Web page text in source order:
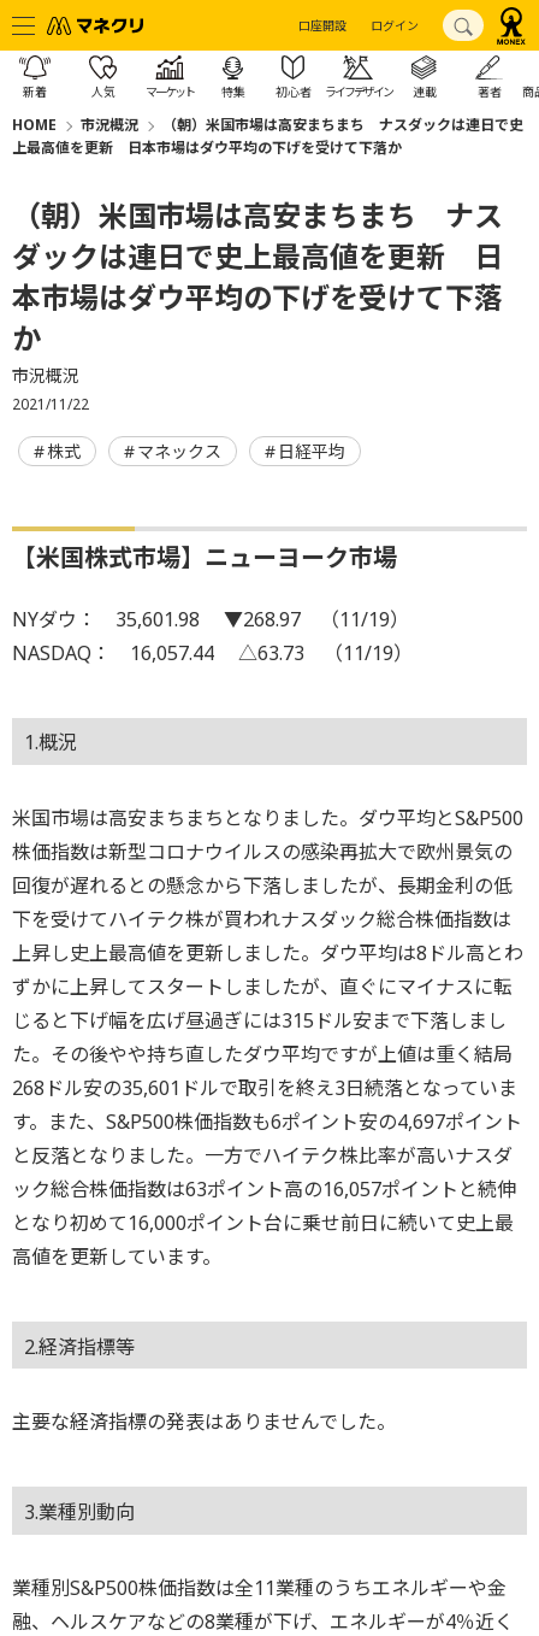
口座開設 ログイン
新着 人気 マーケット 特集 初心者 ライフデザイン 連載 著者 商
HOME 市況概況
（朝）米国市場は高安まちまち ナスダックは連日で史
上最高値を更新 日本市場はダウ平均の下げを受けて下落か
（朝）米国市場は高安まちまち ナス
ダックは連日で史上最高値を更新 日
本市場はダウ平均の下げを受けて下落
か
市況概況
2021/11/22
株式 マネックス 日経平均
【米国株式市場】ニューヨーク市場
NYダウ： 35,601.98 ▼268.97 （11/19）
NASDAQ： 16,057.44 △63.73 （11/19）
1.概況
米国市場は高安まちまちとなりました。ダウ平均とS&P500
株価指数は新型コロナウイルスの感染再拡大で欧州景気の
回復が遅れるとの懸念から下落しましたが、長期金利の低
下を受けてハイテク株が買われナスダック総合株価指数は
上昇し史上最高値を更新しました。ダウ平均は8ドル高とわ
ずかに上昇してスタートしましたが、直ぐにマイナスに転
じると下げ幅を広げ昼過ぎには315ドル安まで下落しまし
た。その後やや持ち直したダウ平均ですが上値は重く結局
268ドル安の35,601ドルで取引を終え3日続落となっていま
す。また、S&P500株価指数も6ポイント安の4,697ポイント
と反落となりました。一方でハイテク株比率が高いナスダ
ック総合株価指数は63ポイント高の16,057ポイントと続伸
となり初めて16,000ポイント台に乗せ前日に続いて史上最
高値を更新しています。
2.経済指標等
主要な経済指標の発表はありませんでした。
3.業種別動向
業種別S&P500株価指数は全11業種のうちエネルギーや金
融、ヘルスケアなどの8業種が下げ、エネルギーが4％近く